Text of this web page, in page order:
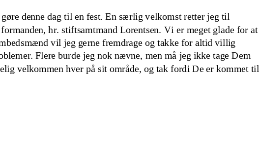
denne dag til en fest. En særlig velkomst retter jeg til
hr. stiftsamtmand Lorentsen. Vi er meget glade for at
vil jeg gerne fremdrage og takke for altid villig
Flere burde jeg nok nævne, men må jeg ikke tage Dem
velkommen hver på sit område, og tak fordi De er kommet til